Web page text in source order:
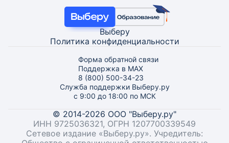
Выберу
Политика конфиденциальности
Форма обратной связи
Поддержка в MAX
8 (800) 500-34-23
Служба поддержки Выберу.ру
с 9:00 до 18:00 по МСК
© 2014-2026 ООО "Выберу.ру"
ИНН 9725036321, ОГРН 1207700339549
Сетевое издание «Выберу.ру». Учредитель: